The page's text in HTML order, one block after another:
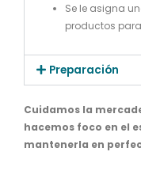
Se le asigna
productos
Preparación
Cuidamos la
hacemos foco en el
mantenerla en